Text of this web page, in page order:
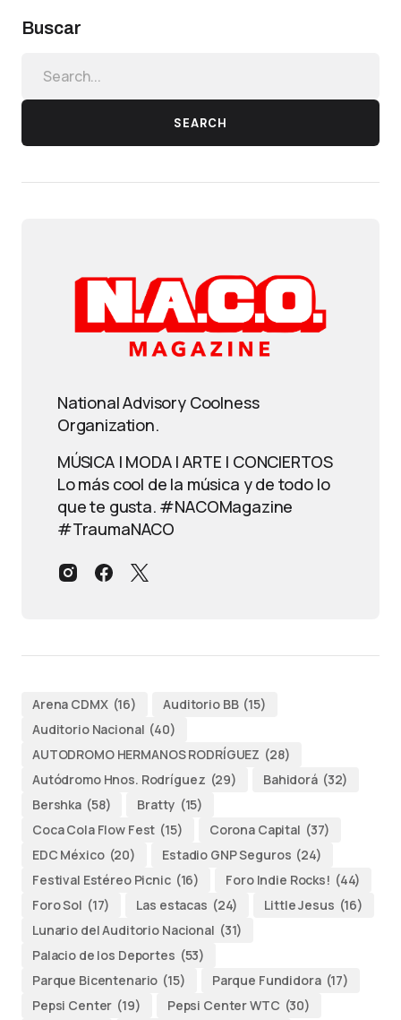
Buscar
SEARCH
National Advisory Coolness
Organization.
MÚSICA | MODA | ARTE | CONCIERTOS
Lo más cool de la música y de todo lo
que te gusta. #NACOMagazine
#TraumaNACO
Arena CDMX (16) Auditorio BB (15)
Auditorio Nacional (40)
AUTODROMO HERMANOS RODRÍGUEZ (28)
Autódromo Hnos. Rodríguez (29) Bahidorá (32)
Bershka (58) Bratty (15)
Coca Cola Flow Fest (15) Corona Capital (37)
EDC México (20) Estadio GNP Seguros (24)
Festival Estéreo Picnic (16) Foro Indie Rocks! (44)
Foro Sol (17) Las estacas (24) Little Jesus (16)
Lunario del Auditorio Nacional (31)
Palacio de los Deportes (53)
Parque Bicentenario (15) Parque Fundidora (17)
Pepsi Center (19) Pepsi Center WTC (30)